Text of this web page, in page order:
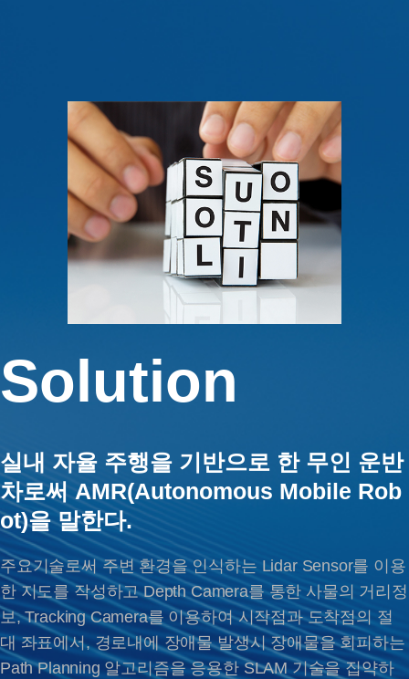
Solution
실내 자율 주행을 기반으로 한 무인 운반
차로써 AMR(Autonomous Mobile Rob
ot)을 말한다.
주요기술로써 주변 환경을 인식하는 Lidar Sensor를 이용
한 지도를 작성하고 Depth Camera를 통한 사물의 거리정
보, Tracking Camera를 이용하여 시작점과 도착점의 절
대 좌표에서, 경로내에 장애물 발생시 장애물을 회피하는
Path Planning 알고리즘을 응용한 SLAM 기술을 집약하